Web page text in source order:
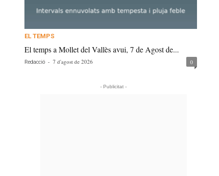
EL TEMPS
El temps a Mollet del Vallès avui, 7 de Agost de...
Redacció - 7 d'agost de 2026 0
- Publicitat -